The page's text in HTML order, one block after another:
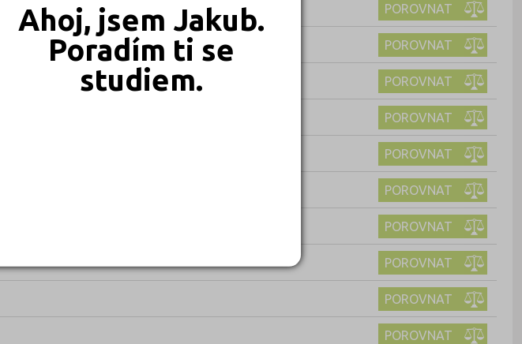
Ahoj, jsem Jakub.
Poradím ti se
studiem.
POROVNAT
POROVNAT
POROVNAT
POROVNAT
organizace POROVNAT
POROVNAT
POROVNAT
POROVNAT
POROVNAT
POROVNAT